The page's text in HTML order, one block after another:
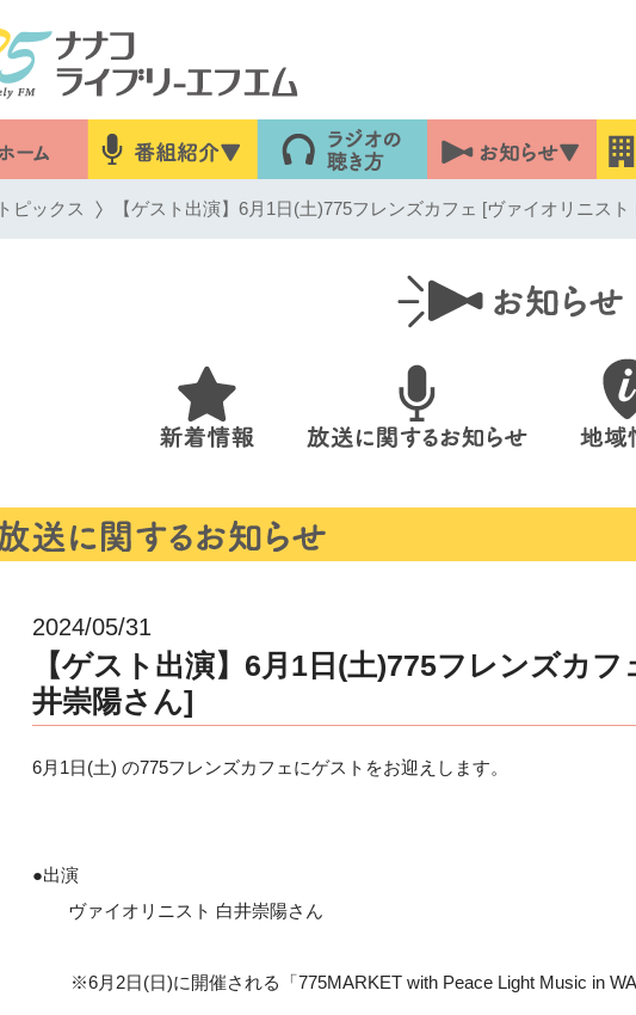
トピックス 【ゲスト出演】6月1日(土)775フレンズカフェ [ヴァイオリニスト
2024/05/31
【ゲスト出演】6月1日(土)775フレンズカ
井崇陽さん]
6月1日(土) の775フレンズカフェにゲストをお迎えします。
●出演
ヴァイオリニスト 白井崇陽さん
※6月2日(日)に開催される「775MARKET with Peace Light Music in